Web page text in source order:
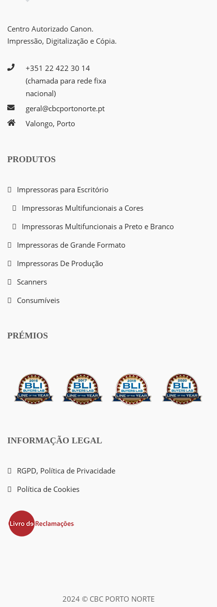
Centro Autorizado Canon.
Impressão, Digitalização e Cópia.
+351 22 422 30 14
(chamada para rede fixa
nacional)
geral@cbcportonorte.pt
Valongo, Porto
PRODUTOS
Impressoras para Escritório
Impressoras Multifuncionais a Cores
Impressoras Multifuncionais a Preto e Branco
Impressoras de Grande Formato
Impressoras De Produção
Scanners
Consumíveis
PRÉMIOS
INFORMAÇÃO LEGAL
RGPD, Política de Privacidade
Política de Cookies
2024 © CBC PORTO NORTE